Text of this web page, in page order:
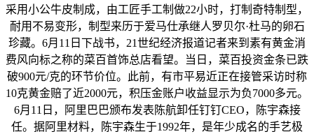
采用小公牛皮制成，由工匠手工制做22小时，打制奇特制型，
耐用不易变形，制型来历于爱马仕承继人罗贝尔·杜马的卵石
珍藏。6月11日下战书，21世纪经济报道记者来到素有黄金消
费风向标之称的菜百首饰总店看望。当日，菜百投资金条已跌
破900元/克的环节价位。此前，有市平易近正在接管采访时称
10克黄金赔了近2000元，积压金账户收益显示为负7000多元。
6月11日，阿里巴巴颁布发表陈航卸任钉钉CEO，陈宇森接
任。据阿里材料，陈宇森生于1992年，是年少成名的手艺极